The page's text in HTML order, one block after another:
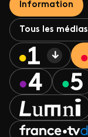
Information
Tous les médias